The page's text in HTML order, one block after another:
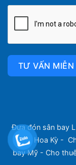
TƯ VẤN MIỄN
Đưa đón sân bay
xe tại Hoa Kỳ-
bay Mỹ - Cho